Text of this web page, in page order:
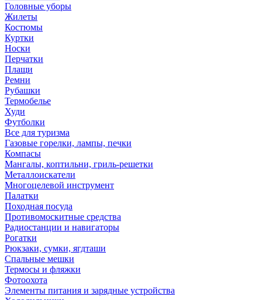
Головные уборы
Жилеты
Костюмы
Куртки
Носки
Перчатки
Плащи
Ремни
Рубашки
Термобелье
Худи
Футболки
Все для туризма
Газовые горелки, лампы, печки
Компасы
Мангалы, коптильни, гриль-решетки
Металлоискатели
Многоцелевой инструмент
Палатки
Походная посуда
Противомоскитные средства
Радиостанции и навигаторы
Рогатки
Рюкзаки, сумки, ягдташи
Спальные мешки
Термосы и фляжки
Фотоохота
Элементы питания и зарядные устройства